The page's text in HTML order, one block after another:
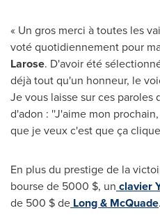
« Un gros merci à toutes les
voté quotidiennement pour
Larose. D'avoir été
déjà tout qu'un honneur, le
Je vous laisse sur ces paroles
d'adon : ''J'aime mon
que je veux c'est que ça
En plus du prestige de la
bourse de 5000 $, un clavier
de 500 $ de Long & McQuade.